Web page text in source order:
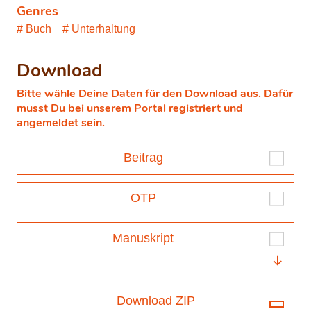
Genres
Buch Unterhaltung
Download
Bitte wähle Deine Daten für den Download aus. Dafür
musst Du bei unserem Portal registriert und
angemeldet sein.
Beitrag
OTP
Manuskript
Download ZIP